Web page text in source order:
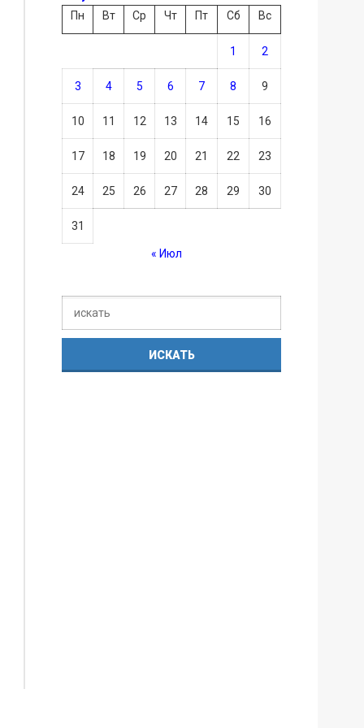
Пн
Вт Ср Чт Пт Сб Вс
1 2
3 4 5 6 7 8 9
10 11 12 13 14 15 16
17 18 19 20 21 22 23
24 25 26 27 28 29 30
31
« Июл